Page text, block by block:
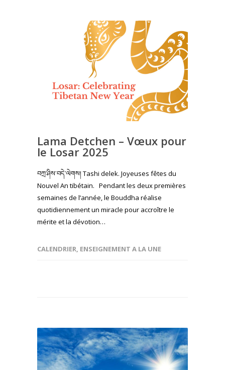
Lama Detchen – Vœux pour
le Losar 2025
བཀྲ་ཤིས་བདེ་ལེགས། Tashi delek. Joyeuses fêtes du
Nouvel An tibétain. Pendant les deux premières
semaines de l’année, le Bouddha réalise
quotidiennement un miracle pour accroître le
mérite et la dévotion…
CALENDRIER, ENSEIGNEMENT A LA UNE